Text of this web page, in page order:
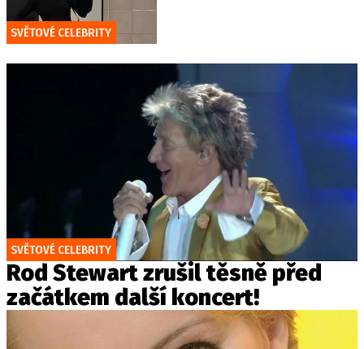
SVĚTOVÉ CELEBRITY
SVĚTOVÉ CELEBRITY
Rod Stewart zrušil těsně před
začátkem další koncert!